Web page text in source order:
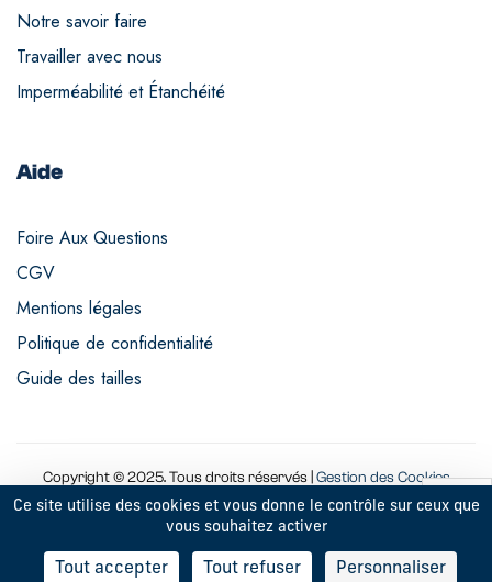
Notre savoir faire
Travailler avec nous
Imperméabilité et Étanchéité
Aide
Foire Aux Questions
CGV
Mentions légales
Politique de confidentialité
Guide des tailles
Copyright © 2025. Tous droits réservés |Gestion des Cookies
Ce site utilise des cookies et vous donne le contrôle sur ceux que
vous souhaitez activer
Tout accepter Tout refuser Personnaliser